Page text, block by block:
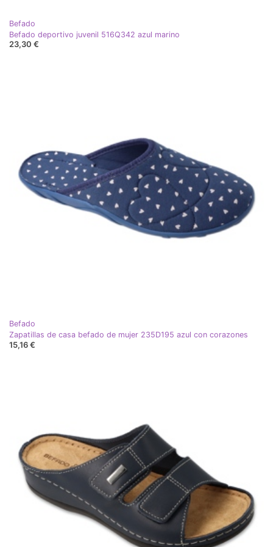
Befado
Befado deportivo juvenil 516Q342 azul marino
23,30 €
Befado
Zapatillas de casa befado de mujer 235D195 azul con corazones
15,16 €